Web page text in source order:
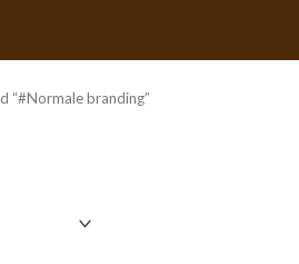
“#Normale branding”